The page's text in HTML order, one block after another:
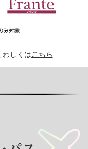
わしくはこちら